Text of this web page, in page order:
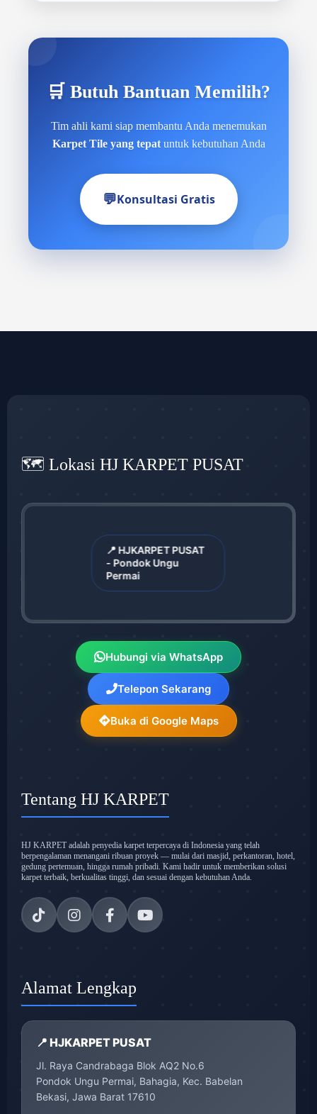
🛒 Butuh Bantuan Memilih?
Tim ahli kami siap membantu Anda menemukan
Karpet Tile yang tepatuntuk kebutuhan Anda
💬Konsultasi Gratis
🗺️ Lokasi HJ KARPET PUSAT
📍 HJKARPET PUSAT
- Pondok Ungu
Permai
Hubungi via WhatsApp
Telepon Sekarang
Buka di Google Maps
Tentang HJ KARPET
HJ KARPET adalah penyedia karpet terpercaya di Indonesia yang telah
berpengalaman menangani ribuan proyek — mulai dari masjid, perkantoran, hotel,
gedung pertemuan, hingga rumah pribadi. Kami hadir untuk memberikan solusi
karpet terbaik, berkualitas tinggi, dan sesuai dengan kebutuhan Anda.
Alamat Lengkap
📍 HJKARPET PUSAT
Jl. Raya Candrabaga Blok AQ2 No.6
Pondok Ungu Permai, Bahagia, Kec. Babelan
Bekasi, Jawa Barat 17610